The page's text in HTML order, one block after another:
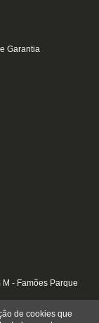
Garantia
- Famões Parque
Pau nº 20 4450-104
de cookies que